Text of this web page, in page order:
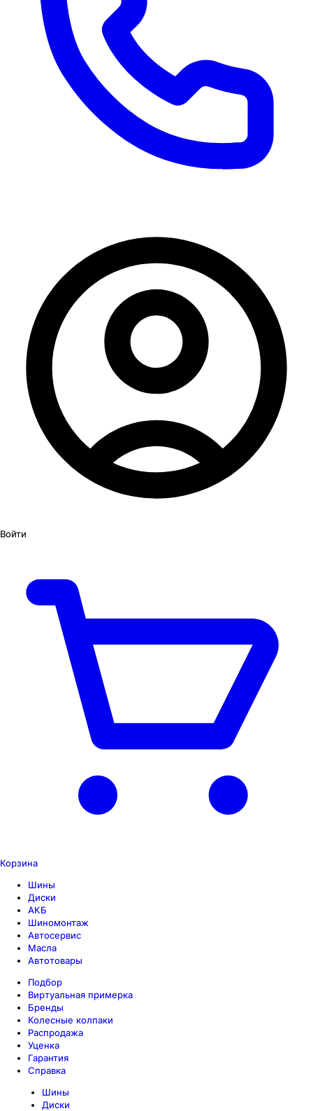
Войти
Корзина
Шины
Диски
АКБ
Шиномонтаж
Автосервис
Масла
Автотовары
Подбор
Виртуальная примерка
Бренды
Колесные колпаки
Распродажа
Уценка
Гарантия
Справка
Шины
Диски